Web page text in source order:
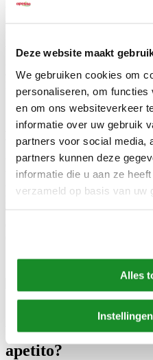
Deze website maakt
We gebruiken cookies om
personaliseren, om
en om ons websiteverkeer
informatie over uw gebruik
partners voor social media,
partners kunnen deze
informatie die u aan ze
verzameld op basis van uw
Alles
bezorgen uw bestellingen
vrijblijvend, dus u bestelt alleen
graag meer zekerheid, dan kunt u
afspreken. Daarvoor kunt u
klantenservice.
Maaltijden bereiden
Wanneer u de maaltijden hebt
bereiden in de magnetron of
voorgeprogrammeerde
Deze
Waarom
apetito?